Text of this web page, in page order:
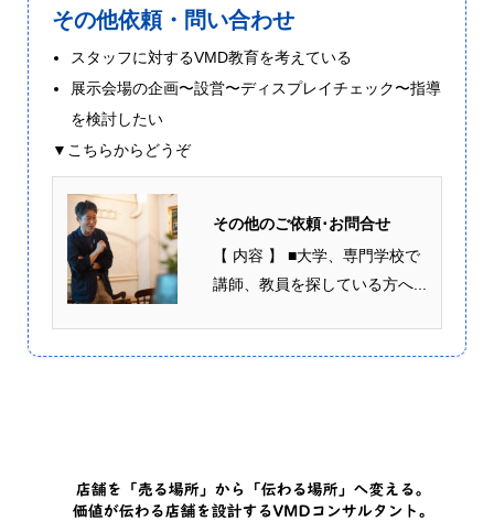
その他依頼・問い合わせ
スタッフに対するVMD教育を考えている
展示会場の企画〜設営〜ディスプレイチェック〜指導
を検討したい
▼こちらからどうぞ
その他のご依頼･お問合せ
【 内容 】 ■大学、専門学校で
講師、教員を探している方へ...